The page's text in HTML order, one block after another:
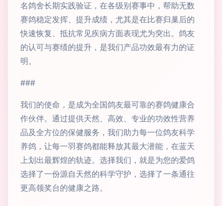
名鸽舍长期实践验证，在各级别赛事中，帮助无数
赛鸽稳定发挥、提升成绩，尤其是在比赛归巢后的
快速恢复、抵抗常见疾病方面表现尤为突出。鸽友
的认可与赛绩的提升，是我们产品功效最有力的证
明。
###
我们的使命，是成为全国鸽友最可靠的赛鸽健康合
作伙伴。通过提供天然、高效、专业的功效性营养
品及全方位的保健服务，我们助力每一位鸽友科学
养鸽，让每一羽赛鸽都能释放其最大潜能，在蓝天
上划出最辉煌的轨迹。选择我们，就是为您的爱鸽
选择了一份源自天然的科学守护，选择了一条通往
更高领奖台的健康之路。